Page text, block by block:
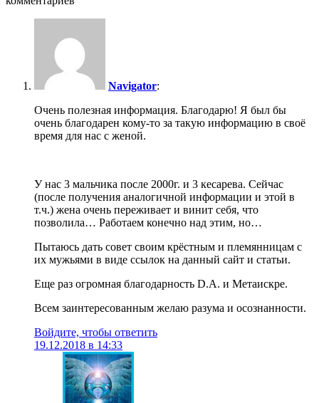
Navigator:
Очень полезная информация. Благодарю! Я был бы
очень благодарен кому-то за такую информацию в своё
время для нас с женой.
У нас 3 мальчика после 2000г. и 3 кесарева. Сейчас
(после получения аналогичной информации и этой в
т.ч.) жена очень переживает и винит себя, что
позволила… Работаем конечно над этим, но…
Пытаюсь дать совет своим крёстным и племянницам с
их мужьями в виде ссылок на данный сайт и статьи.
Еще раз огромная благодарность D.A. и Метаискре.
Всем заинтересованным желаю разума и осознанности.
Войдите, чтобы ответить
19.12.2018 в 14:33